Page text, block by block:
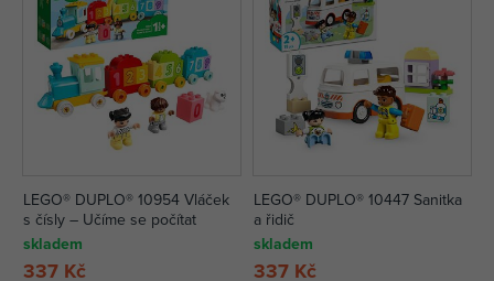
LEGO® DUPLO® 10954 Vláček
s čísly – Učíme se počítat
skladem
337 Kč
LEGO® DUPLO® 10447 Sanitka
a řidič
skladem
337 Kč